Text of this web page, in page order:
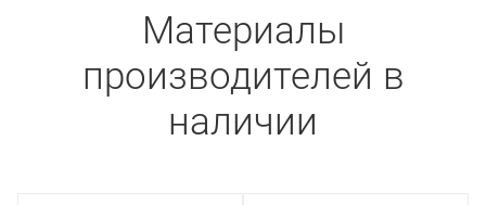
Материалы
производителей в
наличии